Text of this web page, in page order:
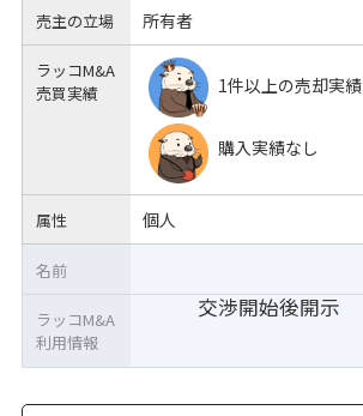
売主の立場 所有者
ラッコM&A
売買実績
1件以上の売却実績
購入実績なし
属性 個人
交渉開始後開示
名前
ラッコM&A
利用情報